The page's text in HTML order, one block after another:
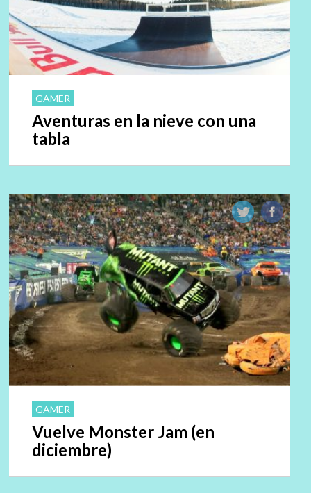
GAMER
Aventuras en la nieve con una
tabla
GAMER
Vuelve Monster Jam (en
diciembre)